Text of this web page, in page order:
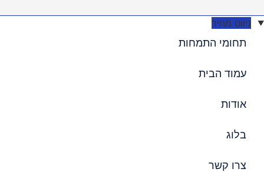
ניווט מהיר
תחומי התמחות
עמוד הבית
אודות
בלוג
צרו קשר